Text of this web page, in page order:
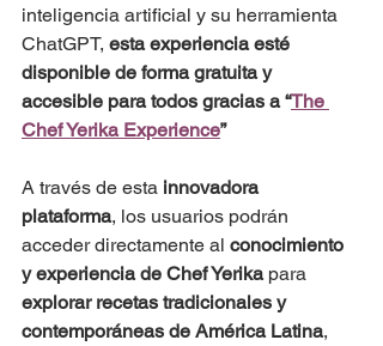
inteligencia artificial y su herramienta
ChatGPT, esta experiencia esté
disponible de forma gratuita y
accesible para todos gracias a “The
Chef Yerika Experience”
A través de esta innovadora
plataforma, los usuarios podrán
acceder directamente al conocimiento
y experiencia de Chef Yerika para
explorar recetas tradicionales y
contemporáneas de América Latina,